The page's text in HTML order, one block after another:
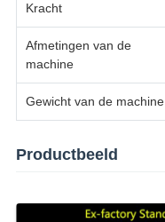
Kracht
Afmetingen van de
machine
Gewicht van de machine
Productbeeld